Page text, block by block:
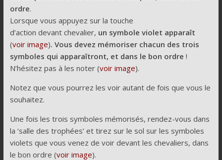
ordre.
Lorsque vous appuyez sur la touche
d’action devant chevalier, un symbole violet apparaît
(voir image). Vous devez mémoriser chacun des trois
symboles qui apparaîtront, et dans le bon ordre !
N’hésitez pas à les noter (voir image).
Notez que vous pourrez les voir autant de fois que vous le
souhaitez.
Une fois les trois symboles mémorisés, rendez-vous dans
la ‘salle des trophées’ et tirez sur le sol sur les symboles
violets que vous venez de voir devant les chevaliers, dans
le bon ordre (voir image).